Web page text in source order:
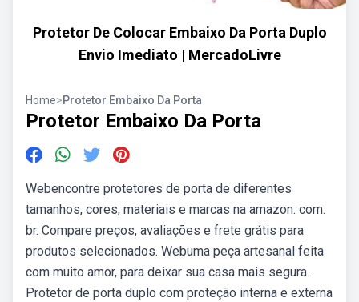
Protetor De Colocar Embaixo Da Porta Duplo
Envio Imediato | MercadoLivre
Home>Protetor Embaixo Da Porta
Protetor Embaixo Da Porta
Webencontre protetores de porta de diferentes
tamanhos, cores, materiais e marcas na amazon. com.
br. Compare preços, avaliações e frete grátis para
produtos selecionados. Webuma peça artesanal feita
com muito amor, para deixar sua casa mais segura.
Protetor de porta duplo com proteção interna e externa